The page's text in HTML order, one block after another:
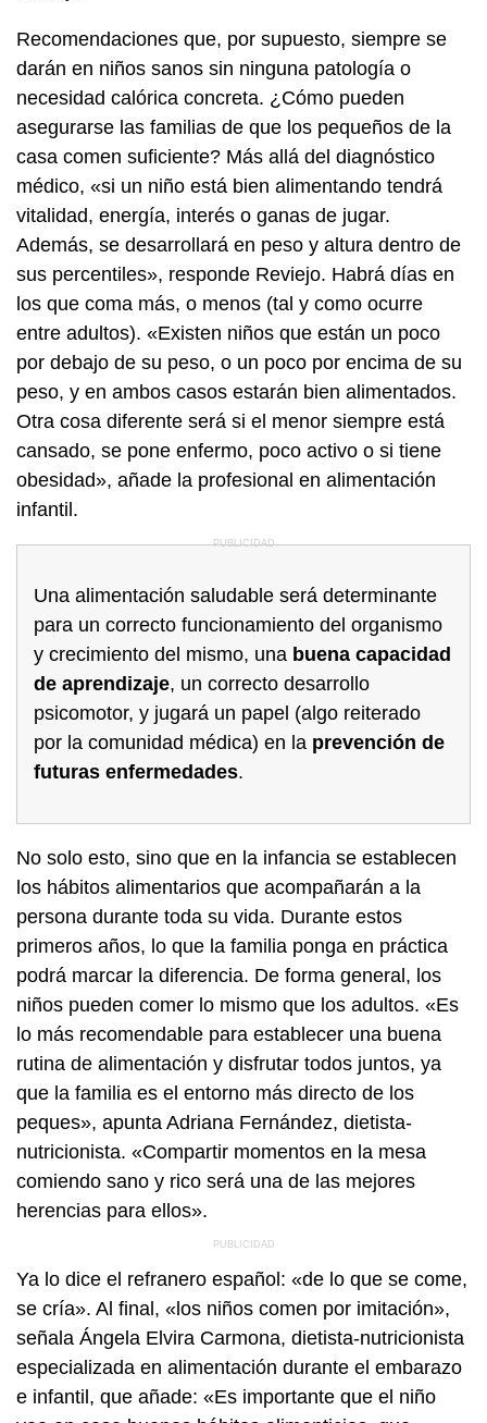
Recomendaciones que, por supuesto, siempre se
darán en niños sanos sin ninguna patología o
necesidad calórica concreta. ¿Cómo pueden
asegurarse las familias de que los pequeños de la
casa comen suficiente? Más allá del diagnóstico
médico, «si un niño está bien alimentando tendrá
vitalidad, energía, interés o ganas de jugar.
Además, se desarrollará en peso y altura dentro de
sus percentiles», responde Reviejo. Habrá días en
los que coma más, o menos (tal y como ocurre
entre adultos). «Existen niños que están un poco
por debajo de su peso, o un poco por encima de su
peso, y en ambos casos estarán bien alimentados.
Otra cosa diferente será si el menor siempre está
cansado, se pone enfermo, poco activo o si tiene
obesidad», añade la profesional en alimentación
infantil.
Una alimentación saludable será determinante
para un correcto funcionamiento del organismo
y crecimiento del mismo, una buena capacidad
de aprendizaje, un correcto desarrollo
psicomotor, y jugará un papel (algo reiterado
por la comunidad médica) en la prevención de
futuras enfermedades.
No solo esto, sino que en la infancia se establecen
los hábitos alimentarios que acompañarán a la
persona durante toda su vida. Durante estos
primeros años, lo que la familia ponga en práctica
podrá marcar la diferencia. De forma general, los
niños pueden comer lo mismo que los adultos. «Es
lo más recomendable para establecer una buena
rutina de alimentación y disfrutar todos juntos, ya
que la familia es el entorno más directo de los
peques», apunta Adriana Fernández, dietista-
nutricionista. «Compartir momentos en la mesa
comiendo sano y rico será una de las mejores
herencias para ellos».
Ya lo dice el refranero español: «de lo que se come,
se cría». Al final, «los niños comen por imitación»,
señala Ángela Elvira Carmona, dietista-nutricionista
especializada en alimentación durante el embarazo
e infantil, que añade: «Es importante que el niño